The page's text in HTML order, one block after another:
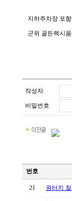
지하주차장 포
군위 골든렉시
작성자
비밀번호
번호
21 원터치